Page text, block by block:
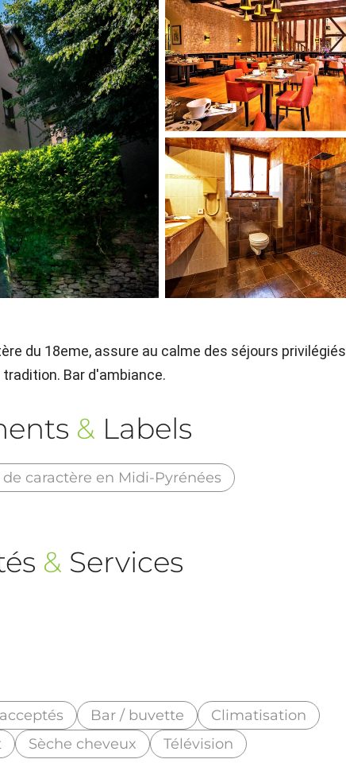
du 18eme, assure au calme des séjours privilégiés
Bar d'ambiance.
& Labels
caractère en Midi-Pyrénées
& Services
Bar / buvette
Climatisation
Sèche cheveux
Télévision